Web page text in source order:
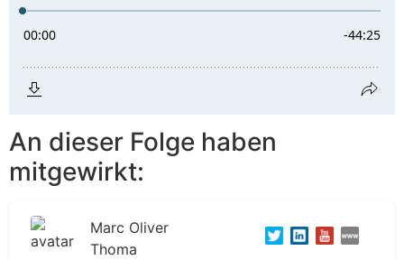
An dieser Folge haben
mitgewirkt:
Marc Oliver
Thoma